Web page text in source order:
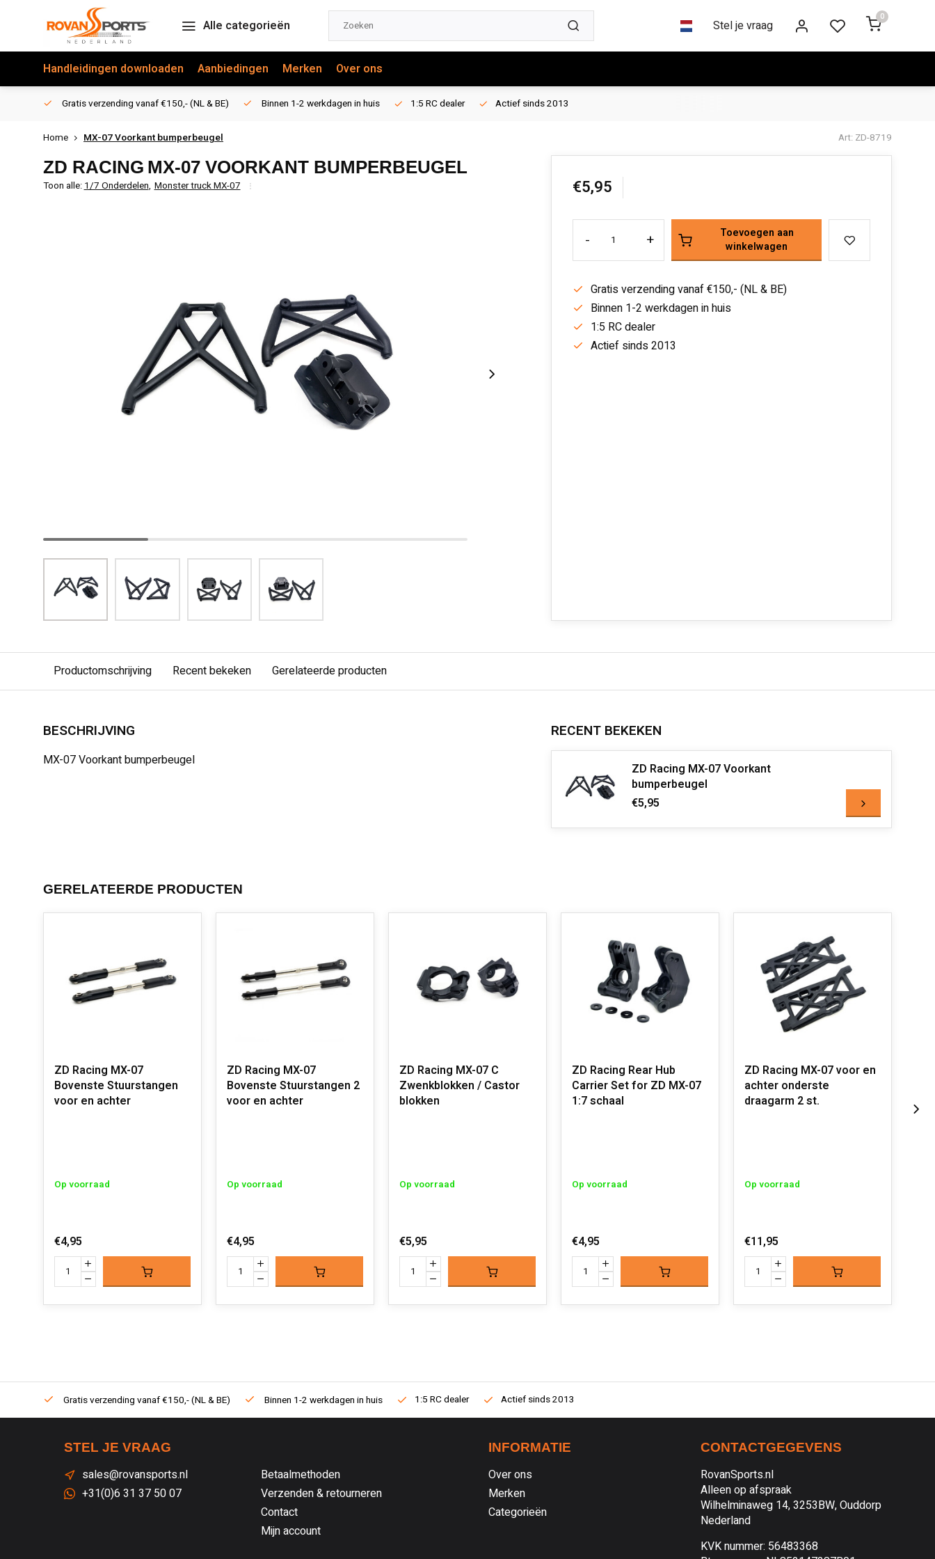
Alle categorieën Stel je vraag
0
Handleidingen downloaden Aanbiedingen Merken Over ons
Gratis verzending vanaf €150,- (NL & BE) Binnen 1-2 werkdagen in huis 1:5 RC dealer Actief sinds 2013
Home MX-07 Voorkant bumperbeugel Art: ZD-8719
ZD RACING MX-07 VOORKANT BUMPERBEUGEL
Toon alle:1/7 Onderdelen, Monster truck MX-07 €5,95
- +
Toevoegen aan
winkelwagen
Gratis verzending vanaf €150,- (NL & BE)
Binnen 1-2 werkdagen in huis
1:5 RC dealer
Actief sinds 2013
Productomschrijving Recent bekeken Gerelateerde producten
BESCHRIJVING
MX-07 Voorkant bumperbeugel
RECENT BEKEKEN
ZD Racing MX-07 Voorkant
bumperbeugel
€5,95
GERELATEERDE PRODUCTEN
ZD Racing MX-07
Bovenste Stuurstangen
voor en achter
Op voorraad
€4,95
ZD Racing MX-07
Bovenste Stuurstangen 2
voor en achter
Op voorraad
€4,95
ZD Racing MX-07 C
Zwenkblokken / Castor
blokken
Op voorraad
€5,95
ZD Racing Rear Hub
Carrier Set for ZD MX-07
1:7 schaal
Op voorraad
€4,95
ZD Racing MX-07 voor en
achter onderste
draagarm 2 st.
Op voorraad
€11,95
Gratis verzending vanaf €150,- (NL & BE) Binnen 1-2 werkdagen in huis 1:5 RC dealer Actief sinds 2013
STEL JE VRAAG
sales@rovansports.nl
+31(0)6 31 37 50 07
Betaalmethoden
Verzenden & retourneren
Contact
Mijn account
INFORMATIE
Over ons
Merken
Categorieën
CONTACTGEGEVENS
RovanSports.nl
Alleen op afspraak
Wilhelminaweg 14, 3253BW, Ouddorp
Nederland
KVK nummer: 56483368